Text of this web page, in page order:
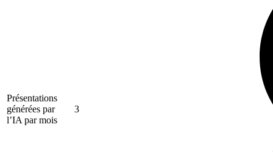
Présentations
générées par
l’IA par mois
3